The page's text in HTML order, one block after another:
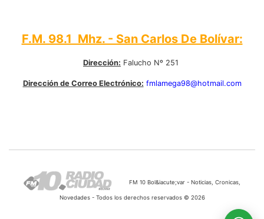
F.M. 98.1 Mhz. - San Carlos De Bolívar:
Dirección: Falucho Nº 251
Dirección de Correo Electrónico: fmlamega98@hotmail.com
FM 10 Bol&iacute;var - Noticias, Cronicas,
Novedades - Todos los derechos reservados © 2026